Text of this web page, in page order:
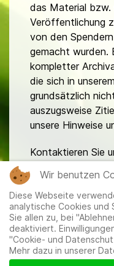
das Material bzw.
Veröffentlichung
von den
gemacht wurden.
kompletter
die sich in
grundsätzlich
auszugsweise
unsere Hinweise
Kontaktieren Sie
Mitglieder|
Wir benutzen
Diese Webseite
analytische Cookies und
Sie allen zu, bei
deaktiviert.
"Cookie- und
Mehr dazu in unserer